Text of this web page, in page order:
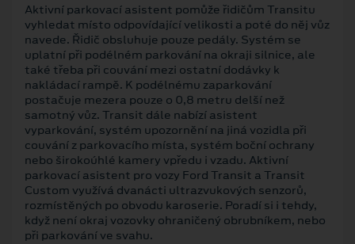
Aktivní parkovací asistent pomůže řidičům Transitu
vyhledat místo odpovídající velikosti a poté do něj vůz
navede. Řidič obsluhuje pouze pedály. Systém se
uplatní při podélném parkování na okraji silnice, ale
také třeba při couvání mezi ostatní dodávky k
nakládací rampě. K podélnému zaparkování
postačuje mezera pouze o 0,8 metru delší než
samotný vůz. Transit dále nabízí asistent
vyparkování, systém upozornění na jiná vozidla při
couvání z parkovacího místa, systém boční ochrany
nebo širokoúhlé kamery vpředu i vzadu. Aktivní
parkovací asistent pro vozy Ford Transit a Transit
Custom využívá dvanácti ultrazvukových senzorů,
rozmístěných po obvodu karoserie. Poradí si i tehdy,
když není okraj vozovky ohraničený obrubníkem, nebo
při parkování ve svahu.